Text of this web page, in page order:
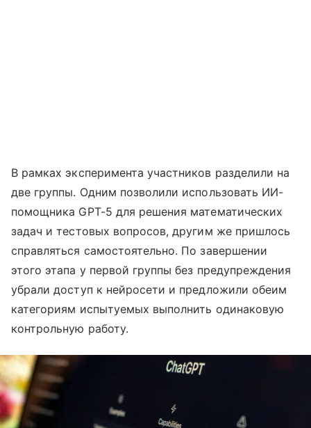
В рамках эксперимента участников разделили на
две группы. Одним позволили использовать ИИ-
помощника GPT-5 для решения математических
задач и тестовых вопросов, другим же пришлось
справляться самостоятельно. По завершении
этого этапа у первой группы без предупреждения
убрали доступ к нейросети и предложили обеим
категориям испытуемых выполнить одинаковую
контрольную работу.